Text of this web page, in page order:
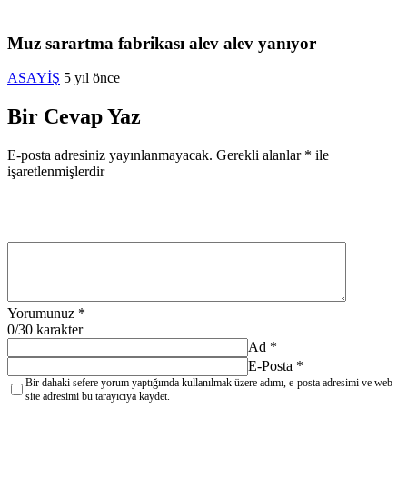
Muz sarartma fabrikası alev alev yanıyor
ASAYİŞ 5 yıl önce
Bir Cevap Yaz
E-posta adresiniz yayınlanmayacak. Gerekli alanlar * ile
işaretlenmişlerdir
Yorumunuz *
0/30 karakter
Ad *
E-Posta *
Bir dahaki sefere yorum yaptığımda kullanılmak üzere adımı, e-posta adresimi ve web
site adresimi bu tarayıcıya kaydet.